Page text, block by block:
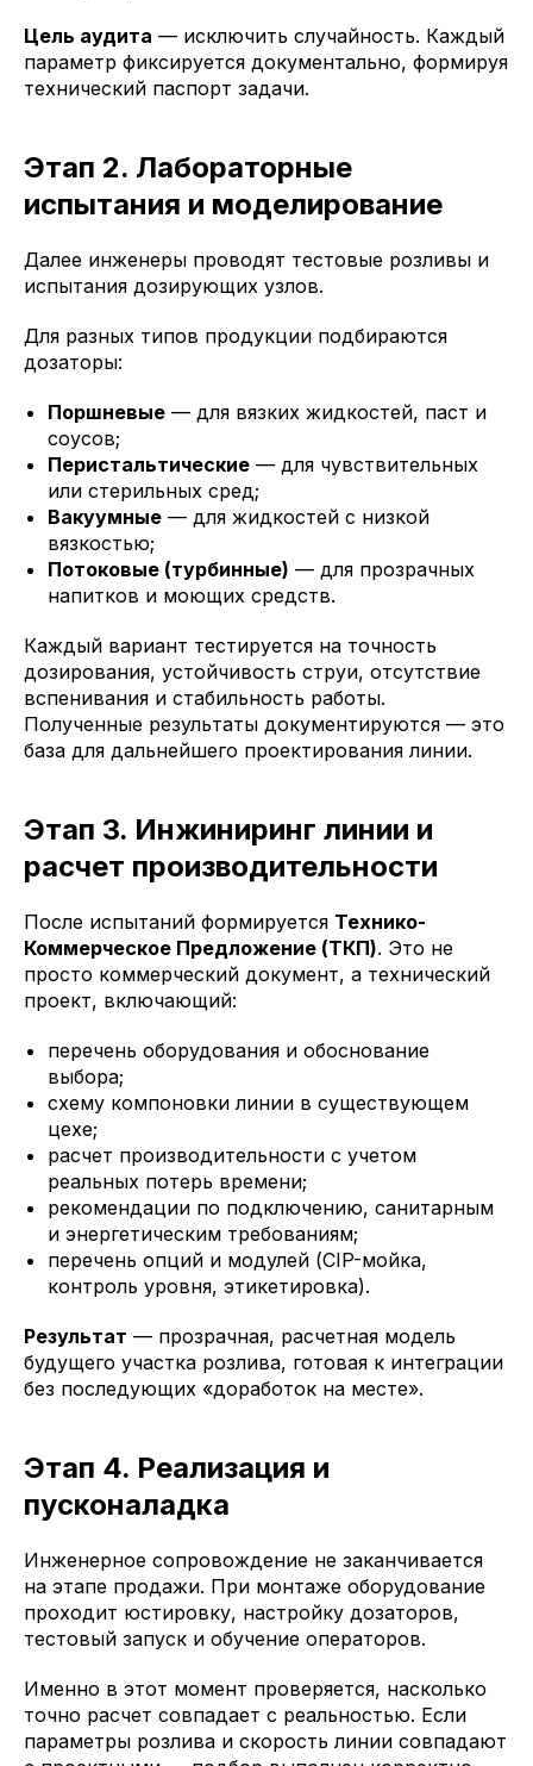
Цель аудита — исключить случайность. Каждый
параметр фиксируется документально, формируя
технический паспорт задачи.
Этап 2. Лабораторные
испытания и моделирование
Далее инженеры проводят тестовые розливы и
испытания дозирующих узлов.
Для разных типов продукции подбираются
дозаторы:
Поршневые — для вязких жидкостей, паст и
соусов;
Перистальтические — для чувствительных
или стерильных сред;
Вакуумные — для жидкостей с низкой
вязкостью;
Потоковые (турбинные) — для прозрачных
напитков и моющих средств.
Каждый вариант тестируется на точность
дозирования, устойчивость струи, отсутствие
вспенивания и стабильность работы.
Полученные результаты документируются — это
база для дальнейшего проектирования линии.
Этап 3. Инжиниринг линии и
расчет производительности
После испытаний формируется Технико-
Коммерческое Предложение (ТКП). Это не
просто коммерческий документ, а технический
проект, включающий:
перечень оборудования и обоснование
выбора;
схему компоновки линии в существующем
цехе;
расчет производительности с учетом
реальных потерь времени;
рекомендации по подключению, санитарным
и энергетическим требованиям;
перечень опций и модулей (CIP-мойка,
контроль уровня, этикетировка).
Результат — прозрачная, расчетная модель
будущего участка розлива, готовая к интеграции
без последующих «доработок на месте».
Этап 4. Реализация и
пусконаладка
Инженерное сопровождение не заканчивается
на этапе продажи. При монтаже оборудование
проходит юстировку, настройку дозаторов,
тестовый запуск и обучение операторов.
Именно в этот момент проверяется, насколько
точно расчет совпадает с реальностью. Если
параметры розлива и скорость линии совпадают